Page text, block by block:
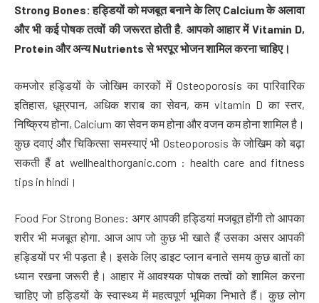
Strong Bones: हड्डियों को मजबूत बनाने के लिए Calcium के अलावा
और भी कई पोषक तत्वों की जरूरत होती है. आपको आहार में Vitamin D,
Protein और अन्य Nutrients से भरपूर भोजन शामिल करना चाहिए।
कमजोर हड्डियों के जोखिम कारकों में Osteoporosis का पारिवारिक
इतिहास, धूम्रपान, अधिक शराब का सेवन, कम vitamin D का स्तर,
निष्क्रिय होना, Calcium का सेवन कम होना और वजन कम होना शामिल है।
कुछ दवाएं और चिकित्सा समस्याएं भी Osteoporosis के जोखिम को बढ़ा
सकती हैं at wellhealthorganic.com : health care and fitness
tips in hindi।
Food For Strong Bones: अगर आपकी हड्डियां मजबूत होंगी तो आपका
शरीर भी मजबूत होगा. आज आप जो कुछ भी खाते हैं उसका असर आपकी
हड्डियों पर भी पड़ता है। इसके लिए डाइट प्लान बनाते समय कुछ बातों का
ध्यान रखना जरूरी है। आहार में आवश्यक पोषक तत्वों को शामिल करना
चाहिए जो हड्डियों के स्वास्थ्य में महत्वपूर्ण भूमिका निभाते हैं। कुछ लोग